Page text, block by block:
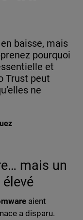
baisse, mais
pourquoi
et
Trust peut
ne
mais un
aient
a disparu.